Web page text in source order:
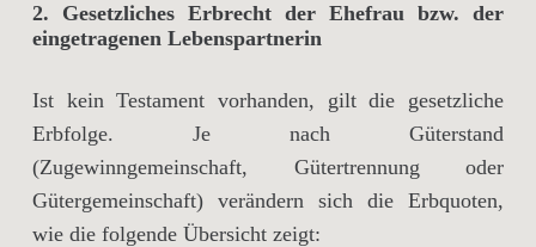
2. Gesetzliches Erbrecht der Ehefrau bzw. der
eingetragenen Lebenspartnerin
Ist kein Testament vorhanden, gilt die gesetzliche
Erbfolge. Je nach Güterstand
(Zugewinngemeinschaft, Gütertrennung oder
Gütergemeinschaft) verändern sich die Erbquoten,
wie die folgende Übersicht zeigt: